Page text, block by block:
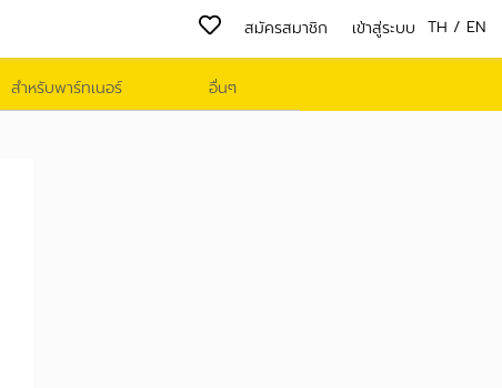
TH / EN
สมัครสมาชิก เข้าสู่ระบบ
สำหรับพาร์ทเนอร์ อื่นๆ